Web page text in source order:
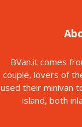
BVan.it comes
couple, lovers of
used their minivan
island, both